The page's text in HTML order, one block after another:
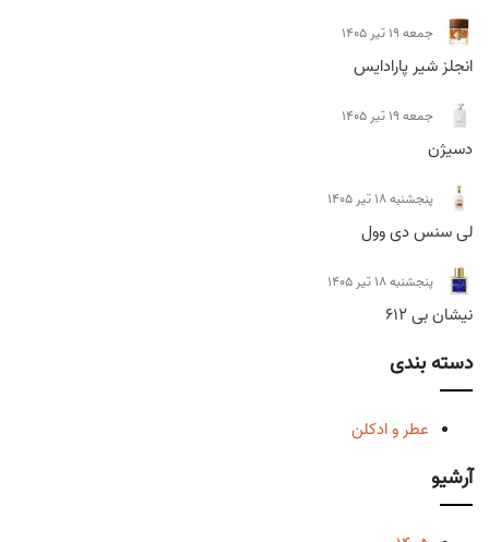
جمعه 19 تیر 1405
انجلز شیر پارادایس
جمعه 19 تیر 1405
دسیژن
پنجشنبه 18 تیر 1405
لی سنس دی وول
پنجشنبه 18 تیر 1405
نیشان بی 612
دسته بندی
عطر و ادکلن
آرشیو